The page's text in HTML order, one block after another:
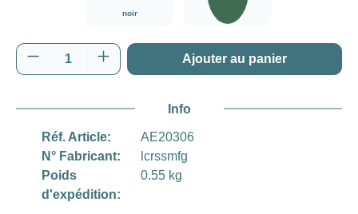
noir
Quantité de produit : Entrez la quantité
Ajouter au panier
Info
Réf. Article:
AE20306
N° Fabricant:
lcrssmfg
Poids
d'expédition:
0.55 kg